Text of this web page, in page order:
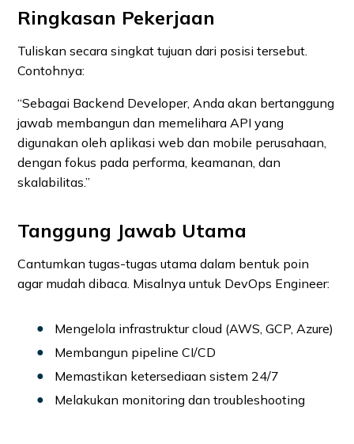
Ringkasan Pekerjaan
Tuliskan secara singkat tujuan dari posisi tersebut.
Contohnya:
“Sebagai Backend Developer, Anda akan bertanggung
jawab membangun dan memelihara API yang
digunakan oleh aplikasi web dan mobile perusahaan,
dengan fokus pada performa, keamanan, dan
skalabilitas.”
Tanggung Jawab Utama
Cantumkan tugas-tugas utama dalam bentuk poin
agar mudah dibaca. Misalnya untuk DevOps Engineer:
Mengelola infrastruktur cloud (AWS, GCP, Azure)
Membangun pipeline CI/CD
Memastikan ketersediaan sistem 24/7
Melakukan monitoring dan troubleshooting